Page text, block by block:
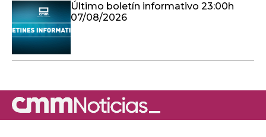
Último boletín informativo 23:00h
07/08/2026